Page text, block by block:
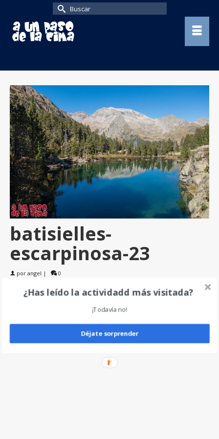
Buscar
por:
batisielles-
escarpinosa-23
por angel | 0
Deja un comentario
¿Has leído la actividadd más visitada?
¡Todavía no!
Déjate sorprender